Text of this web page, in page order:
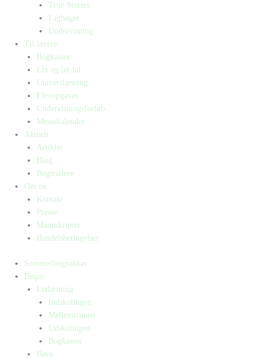
True Stories
Fagbøger
Undervisning
Til lærere
Bogkasser
Lix og let-tal
Universlæsning
Elevopgaver
Undervisningsforløb
Messekalender
Aktuelt
Artikler
Blog
Bogtrailere
Om os
Kontakt
Presse
Manuskripter
Handelsbetingelser
Sommerbogpakker
Bøger
Letlæsning
Indskolingen
Mellemtrinnet
Udskolingen
Bogkasser
Børn